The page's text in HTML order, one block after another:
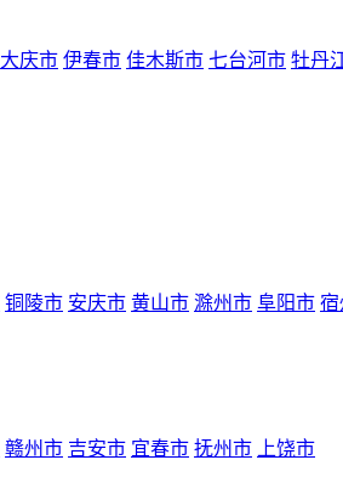
大庆市 伊春市 佳木斯市 七台河市 牡丹
铜陵市 安庆市 黄山市 滁州市 阜阳市 宿
赣州市 吉安市 宜春市 抚州市 上饶市